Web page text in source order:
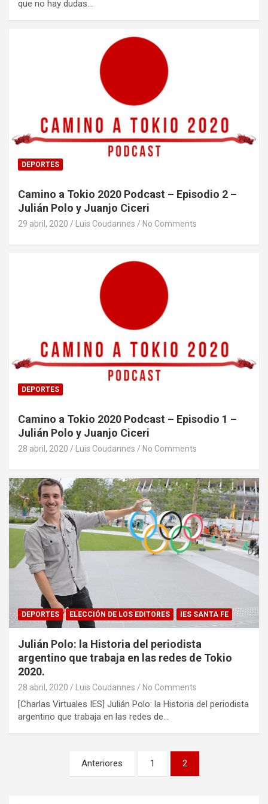
que no hay dudas…
DEPORTES
Camino a Tokio 2020 Podcast – Episodio 2 –
Julián Polo y Juanjo Ciceri
29 abril, 2020 Luis Coudannes No Comments
DEPORTES
Camino a Tokio 2020 Podcast – Episodio 1 –
Julián Polo y Juanjo Ciceri
28 abril, 2020 Luis Coudannes No Comments
DEPORTES ELECCIÓN DE LOS EDITORES IES SANTA FE
Julián Polo: la Historia del periodista
argentino que trabaja en las redes de Tokio
2020.
28 abril, 2020 Luis Coudannes No Comments
[Charlas Virtuales IES] Julián Polo: la Historia del periodista
argentino que trabaja en las redes de…
Anteriores 1 2